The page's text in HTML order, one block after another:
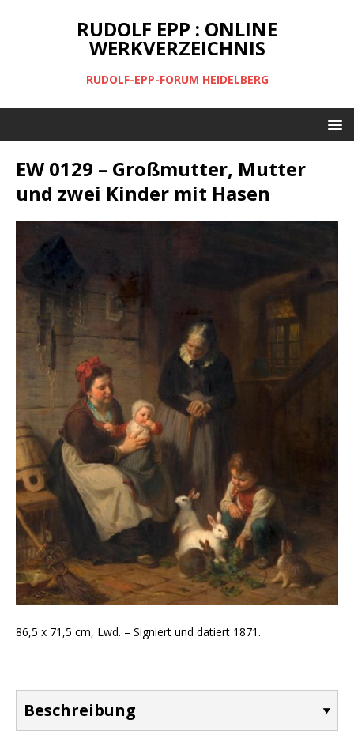
RUDOLF EPP : ONLINE
WERKVERZEICHNIS
RUDOLF-EPP-FORUM HEIDELBERG
EW 0129 – Großmutter, Mutter
und zwei Kinder mit Hasen
86,5 x 71,5 cm, Lwd. – Signiert und datiert 1871.
Beschreibung